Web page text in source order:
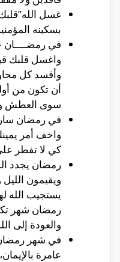
غسل
بسكينه
في
واغسل قلبك
وأفسد كل
أن تكون من
سوى العطش
في رمضان
واخف أمر
كي لا تفطر
رمضان يجدد
ويقيمون
يستجيب الله
رمضان شهر
والعودة إلى
في شهر
عامرة